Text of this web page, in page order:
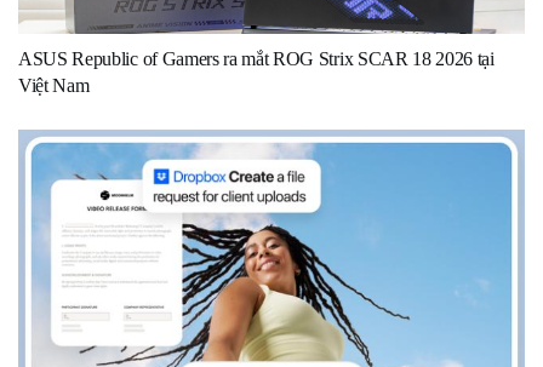
ASUS Republic of Gamers ra mắt ROG Strix SCAR 18 2026 tại
Việt Nam